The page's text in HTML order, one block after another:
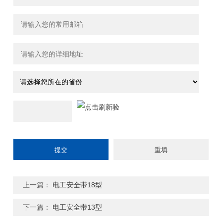
上一篇： 电工安全带18型
下一篇： 电工安全带13型